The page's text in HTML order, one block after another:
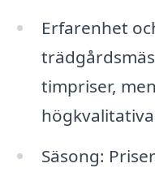
Erfarenhet
timpriser,
Säsong: